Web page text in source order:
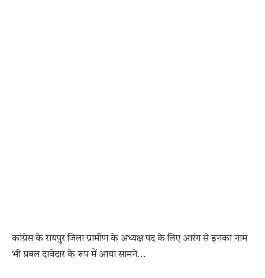
कांग्रेस के रायपुर जिला ग्रामीण के अध्यक्ष पद के लिए आरंग से इनका नाम
भी प्रबल दावेदार के रूप में आया सामने…